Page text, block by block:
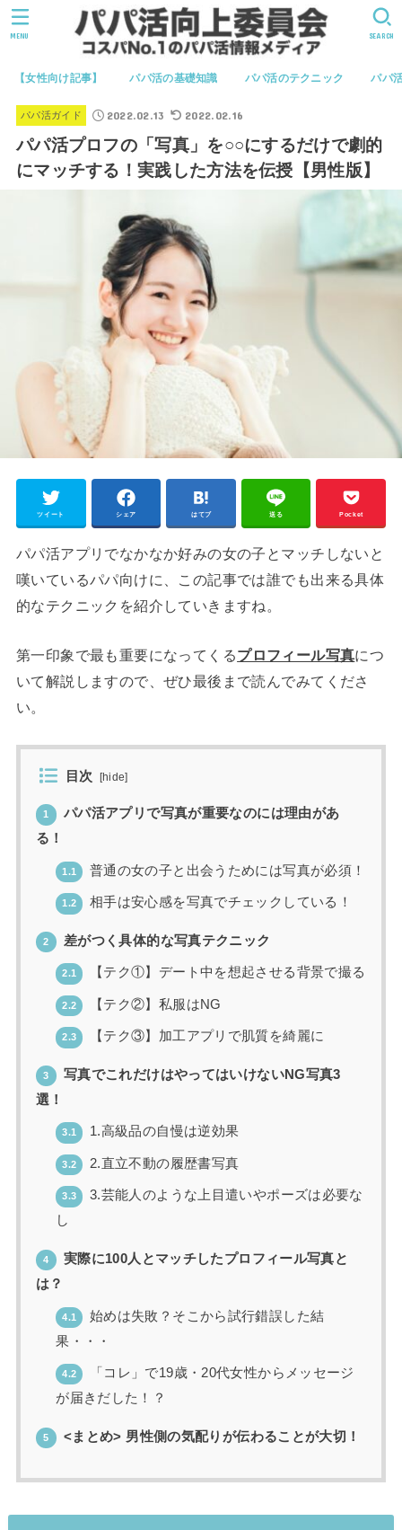
【女性向け記事】 パパ活の基礎知識 パパ活のテクニック パパ
SEARCH
MENU
パパ活ガイド 2022.02.13 2022.02.16
パパ活プロフの「写真」を○○にするだけで劇的
にマッチする！実践した方法を伝授【男性版】
ツイート シェア はてブ 送る Pocket
パパ活アプリでなかなか好みの女の子とマッチしないと
嘆いているパパ向けに、この記事では誰でも出来る具体
的なテクニックを紹介していきますね。
第一印象で最も重要になってくるプロフィール写真につ
いて解説しますので、ぜひ最後まで読んでみてくださ
い。
目次 [hide]
1
パパ活アプリで写真が重要なのには理由があ
る！
1.1 普通の女の子と出会うためには写真が必須！
1.2 相手は安心感を写真でチェックしている！
2 差がつく具体的な写真テクニック
2.1 【テク①】デート中を想起させる背景で撮る
2.2 【テク②】私服はNG
2.3 【テク③】加工アプリで肌質を綺麗に
3
写真でこれだけはやってはいけないNG写真3
選！
3.1 1.高級品の自慢は逆効果
3.2 2.直立不動の履歴書写真
3.3
3.芸能人のような上目遣いやポーズは必要な
し
4
実際に100人とマッチしたプロフィール写真と
は？
4.1
始めは失敗？そこから試行錯誤した結
果・・・
4.2
「コレ」で19歳・20代女性からメッセージ
が届きだした！？
5 <まとめ> 男性側の気配りが伝わることが大切！